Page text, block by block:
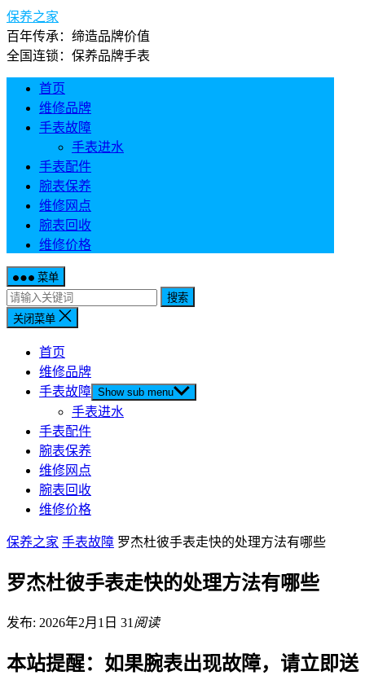
保养之家
百年传承：缔造品牌价值
全国连锁：保养品牌手表
首页
维修品牌
手表故障
手表进水
手表配件
腕表保养
维修网点
腕表回收
维修价格
菜单
搜索
关闭菜单
首页
维修品牌
手表故障 Show sub menu
手表进水
手表配件
腕表保养
维修网点
腕表回收
维修价格
保养之家 手表故障 罗杰杜彼手表走快的处理方法有哪些
罗杰杜彼手表走快的处理方法有哪些
发布: 2026年2月1日 31 阅读
本站提醒：如果腕表出现故障，请立即送